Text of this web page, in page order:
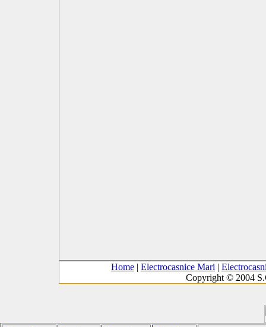
Home | Electrocasnice Mari |
Copyright © 2004